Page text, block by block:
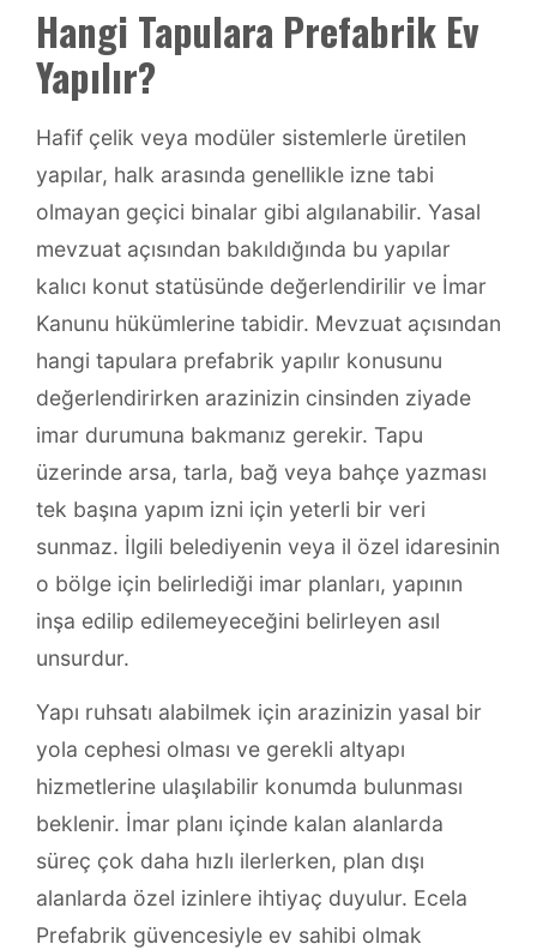
Hangi Tapulara Prefabrik Ev
Yapılır?
Hafif çelik veya modüler sistemlerle üretilen
yapılar, halk arasında genellikle izne tabi
olmayan geçici binalar gibi algılanabilir. Yasal
mevzuat açısından bakıldığında bu yapılar
kalıcı konut statüsünde değerlendirilir ve İmar
Kanunu hükümlerine tabidir. Mevzuat açısından
hangi tapulara prefabrik yapılır konusunu
değerlendirirken arazinizin cinsinden ziyade
imar durumuna bakmanız gerekir. Tapu
üzerinde arsa, tarla, bağ veya bahçe yazması
tek başına yapım izni için yeterli bir veri
sunmaz. İlgili belediyenin veya il özel idaresinin
o bölge için belirlediği imar planları, yapının
inşa edilip edilemeyeceğini belirleyen asıl
unsurdur.
Yapı ruhsatı alabilmek için arazinizin yasal bir
yola cephesi olması ve gerekli altyapı
hizmetlerine ulaşılabilir konumda bulunması
beklenir. İmar planı içinde kalan alanlarda
süreç çok daha hızlı ilerlerken, plan dışı
alanlarda özel izinlere ihtiyaç duyulur. Ecela
Prefabrik güvencesiyle ev sahibi olmak